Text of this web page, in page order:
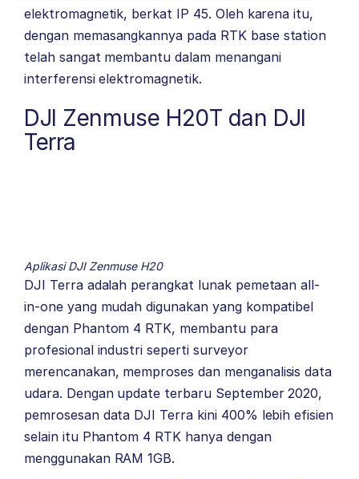
elektromagnetik, berkat IP 45. Oleh karena itu,
dengan memasangkannya pada RTK base station
telah sangat membantu dalam menangani
interferensi elektromagnetik.
DJI Zenmuse H20T dan DJI
Terra
Aplikasi DJI Zenmuse H20
DJI Terra adalah perangkat lunak pemetaan all-
in-one yang mudah digunakan yang kompatibel
dengan Phantom 4 RTK, membantu para
profesional industri seperti surveyor
merencanakan, memproses dan menganalisis data
udara. Dengan update terbaru September 2020,
pemrosesan data DJI Terra kini 400% lebih efisien
selain itu Phantom 4 RTK hanya dengan
menggunakan RAM 1GB.